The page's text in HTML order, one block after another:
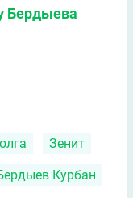
Бердыева
Зенит
Курбан